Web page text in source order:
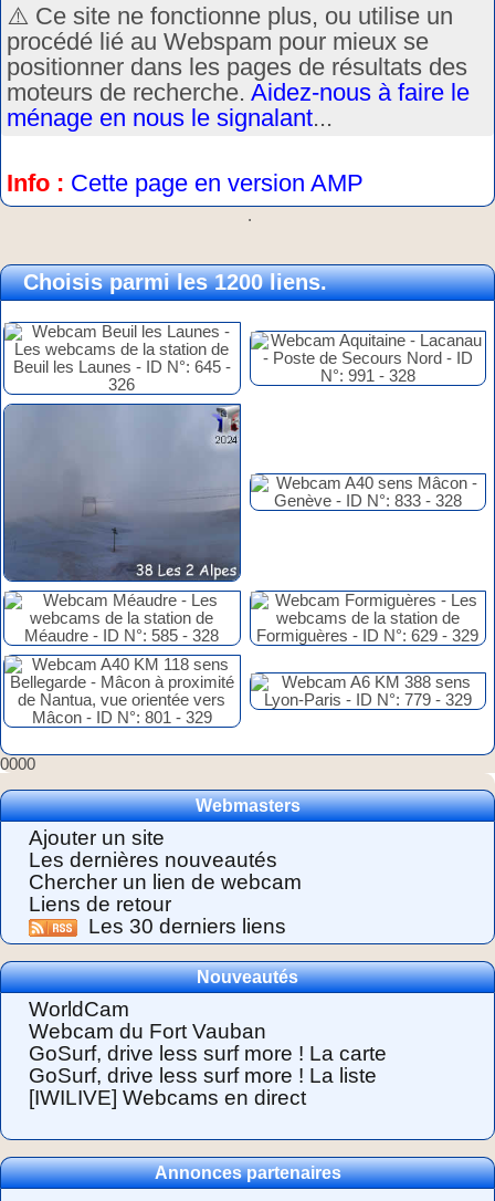
⚠️ Ce site ne fonctionne plus, ou utilise un
procédé lié au Webspam pour mieux se
positionner dans les pages de résultats des
moteurs de recherche. Aidez-nous à faire le
ménage en nous le signalant...
Info : Cette page en version AMP
.
Choisis parmi les 1200 liens.
0000
Webmasters
Ajouter un site
Les dernières nouveautés
Chercher un lien de webcam
Liens de retour
Les 30 derniers liens
Nouveautés
WorldCam
Webcam du Fort Vauban
GoSurf, drive less surf more ! La carte
GoSurf, drive less surf more ! La liste
[IWILIVE] Webcams en direct
Annonces partenaires